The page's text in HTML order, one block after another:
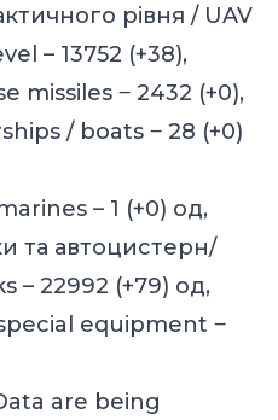
рівня / UAV
– 13752 (+38),
missiles ‒ 2432 (+0),
/ boats ‒ 28 (+0)
– 1 (+0) од,
та автоцистерн/
– 22992 (+79) од,
special equipment ‒
are being